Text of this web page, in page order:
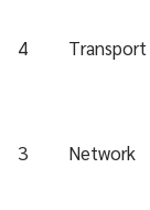
4 Transport
3 Network